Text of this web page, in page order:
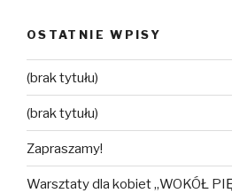
OSTATNIE WPISY
(brak tytułu)
(brak tytułu)
Zapraszamy!
Warsztaty dla kobiet „WOKÓŁ